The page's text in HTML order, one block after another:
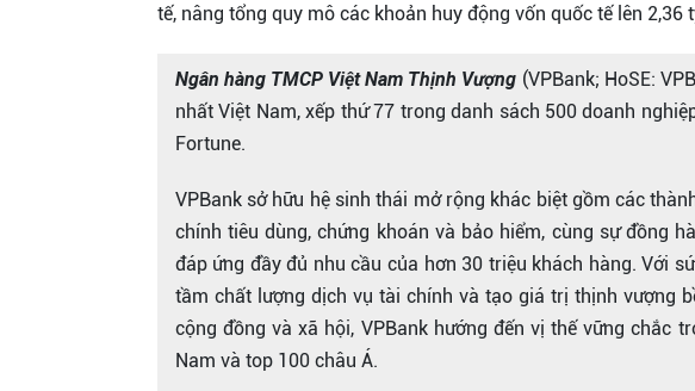
tế, nâng tổng quy mô các khoản huy động vốn quốc tế lên 2,36
Ngân hàng TMCP Việt Nam Thịnh Vượng (VPBank; HoSE:
nhất Việt Nam, xếp thứ 77 trong danh sách 500 doanh
Fortune.
VPBank sở hữu hệ sinh thái mở rộng khác biệt gồm các
chính tiêu dùng, chứng khoán và bảo hiểm, cùng sự đồng
đáp ứng đầy đủ nhu cầu của hơn 30 triệu khách hàng. Với
tầm chất lượng dịch vụ tài chính và tạo giá trị thịnh vượng
cộng đồng và xã hội, VPBank hướng đến vị thế vững chắc
Nam và top 100 châu Á.